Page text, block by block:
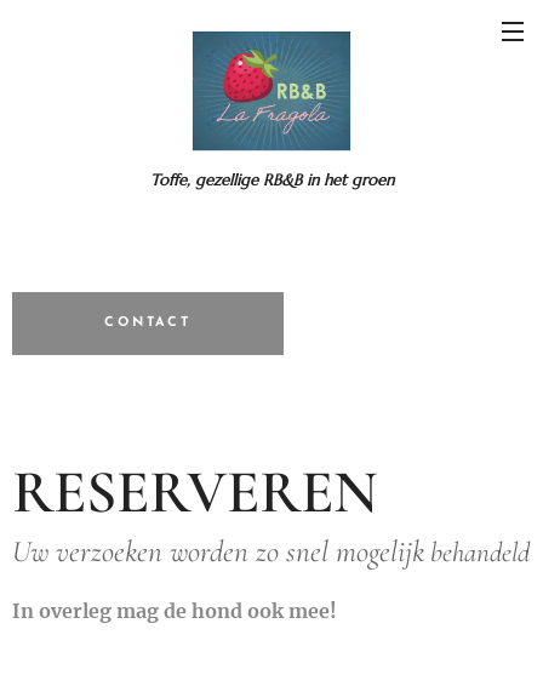
Toffe, gezellige RB&B in het groen
CONTACT
RESERVEREN
Uw verzoeken worden zo snel mogelijk behandeld
In overleg mag de hond ook mee!